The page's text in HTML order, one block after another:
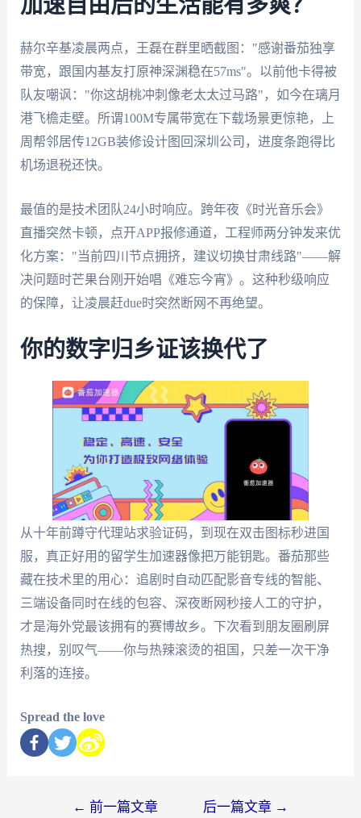
加速自由后的生活能有多爽？
赫尔辛基凌晨两点，王磊在群里晒截图："感谢番茄独享
带宽，跟国内基友打原神深渊稳在57ms"。以前他卡得被
队友嘲讽："你这胡桃冲刺像老太太过马路"，如今在璃月
港飞檐走壁。所谓100M专属带宽在下载场景更惊艳，上
周帮邻居传12GB装修设计图回深圳公司，进度条跑得比
机场退税还快。
最值的是技术团队24小时响应。跨年夜《时光音乐会》
直播突然卡顿，点开APP报修通道，工程师两分钟发来优
化方案："当前四川节点拥挤，建议切换甘肃线路"——解
决问题时芒果台刚开始唱《难忘今宵》。这种秒级响应
的保障，让凌晨赶due时突然断网不再绝望。
你的数字归乡证该换代了
从十年前蹲守代理站求验证码，到现在双击图标秒进国
服，真正好用的留学生加速器像把万能钥匙。番茄那些
藏在技术里的用心：追剧时自动匹配影音专线的智能、
三端设备同时在线的包容、深夜断网秒接人工的守护，
才是海外党最该拥有的赛博故乡。下次看到朋友圈刷屏
热搜，别叹气——你与热辣滚烫的祖国，只差一次干净
利落的连接。
Spread the love
← 前一篇文章 后一篇文章 →